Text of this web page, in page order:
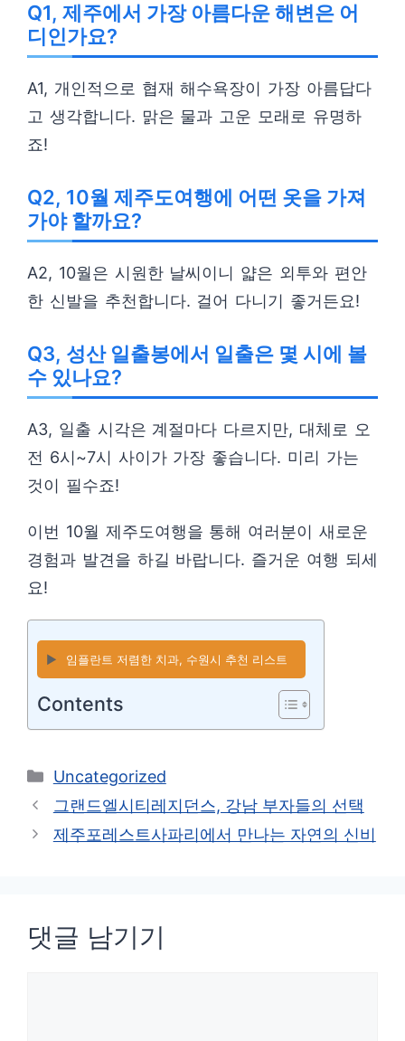
Q1, 제주에서 가장 아름다운 해변은 어
디인가요?
A1, 개인적으로 협재 해수욕장이 가장 아름답다
고 생각합니다. 맑은 물과 고운 모래로 유명하
죠!
Q2, 10월 제주도여행에 어떤 옷을 가져
가야 할까요?
A2, 10월은 시원한 날씨이니 얇은 외투와 편안
한 신발을 추천합니다. 걸어 다니기 좋거든요!
Q3, 성산 일출봉에서 일출은 몇 시에 볼
수 있나요?
A3, 일출 시각은 계절마다 다르지만, 대체로 오
전 6시~7시 사이가 가장 좋습니다. 미리 가는
것이 필수죠!
이번 10월 제주도여행을 통해 여러분이 새로운
경험과 발견을 하길 바랍니다. 즐거운 여행 되세
요!
▶️ 임플란트 저렴한 치과, 수원시 추천 리스트
Contents
카
테
리
Uncategorized
그랜드엘시티레지던스, 강남 부자들의 선택
제주포레스트사파리에서 만나는 자연의 신비
댓글 남기기